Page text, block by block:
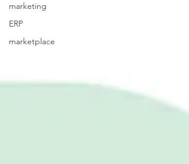
marketing
ERP
marketplace